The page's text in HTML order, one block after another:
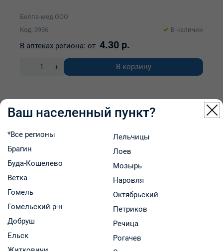
Белпа-мед ООО
Код: 3936
В наличии
В аптеках региона: от 4.30 р.
- + В корзину
Ваш населенный пункт?
*Все регионы
Брагин
Буда-Кошелево
Ветка
Гомель
Гомельский р-н
Добруш
Ельск
Лельчицы
Лоев
Мозырь
Наровля
Октябрьский
Петриков
Речица
Рогачев